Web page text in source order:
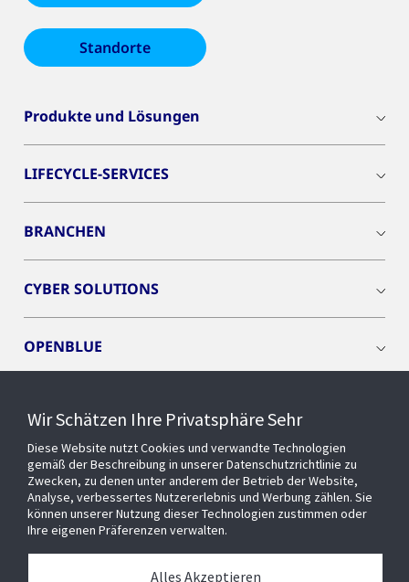
Standorte
Produkte und Lösungen
LIFECYCLE-SERVICES
BRANCHEN
CYBER SOLUTIONS
OPENBLUE
EVENTS
Über uns
Wir Schätzen Ihre Privatsphäre Sehr
Diese Website nutzt Cookies und verwandte Technologien
gemäß der Beschreibung in unserer Datenschutzrichtlinie zu
Zwecken, zu denen unter anderem der Betrieb der Website,
Analyse, verbessertes Nutzererlebnis und Werbung zählen. Sie
können unserer Nutzung dieser Technologien zustimmen oder
Ihre eigenen Präferenzen verwalten.
Alles Akzeptieren